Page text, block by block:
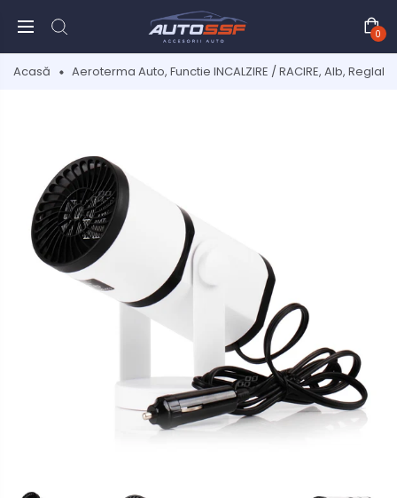
0
Acasă Aeroterma Auto, Functie INCALZIRE / RACIRE, Alb,